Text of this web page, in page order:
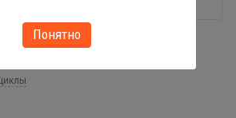
Понятно